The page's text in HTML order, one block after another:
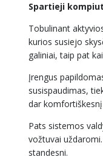
Spartieji
Tobulinant
kurios susiejo
galiniai, taip pat
Įrengus
susispaudimas,
dar
Pats sistemos
vožtuvai
standesni.